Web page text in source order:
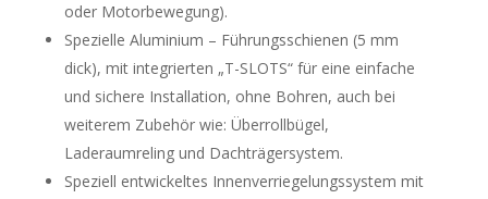
oder Motorbewegung).
Spezielle Aluminium – Führungsschienen (5 mm
dick), mit integrierten „T-SLOTS“ für eine einfache
und sichere Installation, ohne Bohren, auch bei
weiterem Zubehör wie: Überrollbügel,
Laderaumreling und Dachträgersystem.
Speziell entwickeltes Innenverriegelungssystem mit